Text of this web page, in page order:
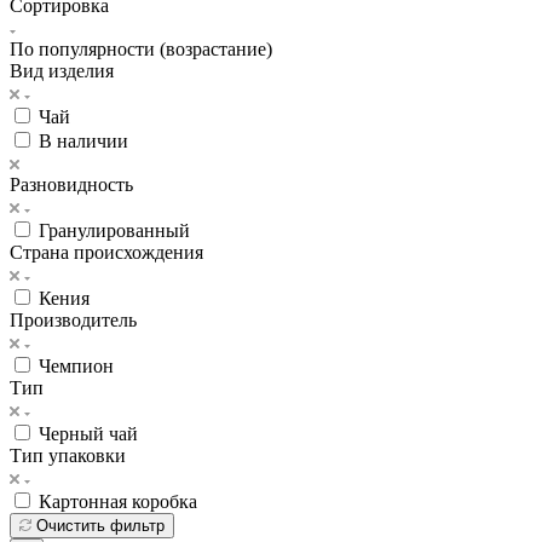
Сортировка
По популярности (возрастание)
Вид изделия
Чай
В наличии
Разновидность
Гранулированный
Страна происхождения
Кения
Производитель
Чемпион
Тип
Черный чай
Тип упаковки
Картонная коробка
Очистить фильтр